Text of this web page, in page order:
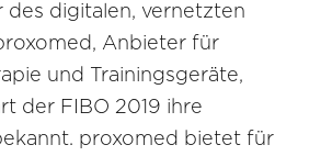
des digitalen, vernetzten
Anbieter für
und Trainingsgeräte,
der FIBO 2019 ihre
proxomed bietet für